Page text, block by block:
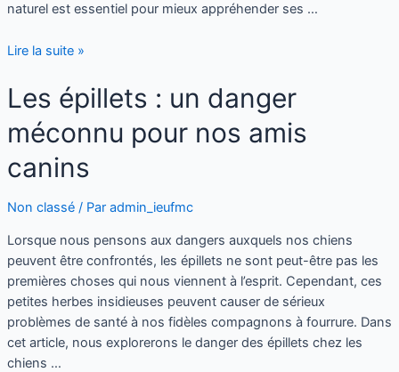
naturel est essentiel pour mieux appréhender ses …
Lire la suite »
Les épillets : un danger
méconnu pour nos amis
canins
Non classé/ Par admin_ieufmc
Lorsque nous pensons aux dangers auxquels nos chiens
peuvent être confrontés, les épillets ne sont peut-être pas les
premières choses qui nous viennent à l’esprit. Cependant, ces
petites herbes insidieuses peuvent causer de sérieux
problèmes de santé à nos fidèles compagnons à fourrure. Dans
cet article, nous explorerons le danger des épillets chez les
chiens …